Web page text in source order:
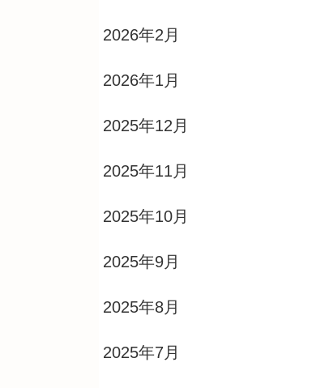
2026年2月
2026年1月
2025年12月
2025年11月
2025年10月
2025年9月
2025年8月
2025年7月